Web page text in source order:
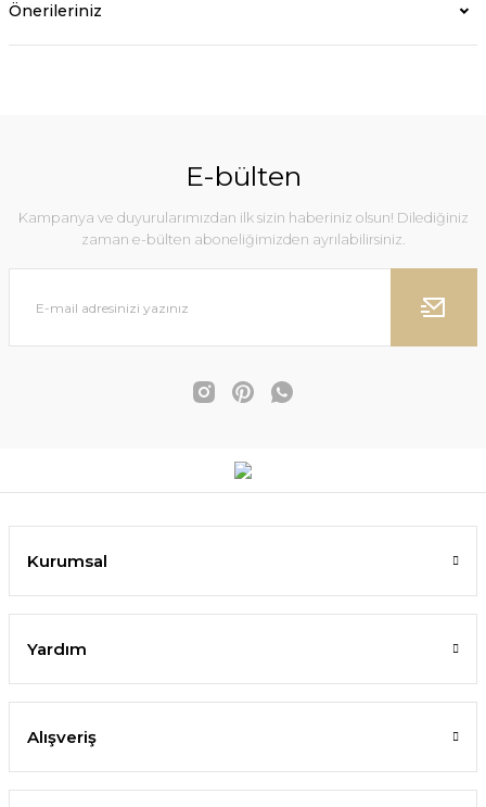
Önerileriniz
E-bülten
Kampanya ve duyurularımızdan ilk sizin haberiniz olsun! Dilediğiniz
zaman e-bülten aboneliğimizden ayrılabilirsiniz.
Kurumsal
Yardım
Alışveriş